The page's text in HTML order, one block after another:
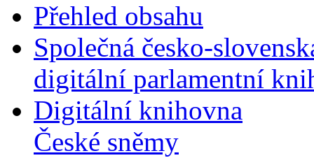
Přehled obsahu
Společná česko-
digitální parlamentní
Digitální knihovna
České sněmy